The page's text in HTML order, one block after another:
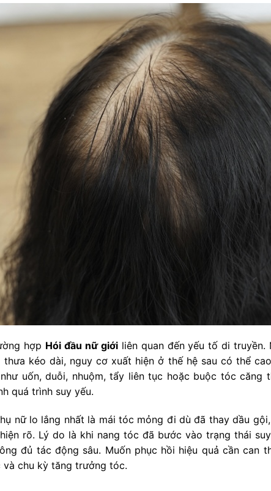
hợp Hói đầu nữ giớiliên quan đến yếu tố di truyền.
kéo dài, nguy cơ xuất hiện ở thế hệ sau có thể
uốn, duỗi, nhuộm, tẩy liên tục hoặc buộc tóc căng
quá trình suy yếu.
nữ lo lắng nhất là mái tóc mỏng đi dù đã thay dầu
rõ. Lý do là khi nang tóc đã bước vào trạng thái
đủ tác động sâu. Muốn phục hồi hiệu quả cần can
và chu kỳ tăng trưởng tóc.